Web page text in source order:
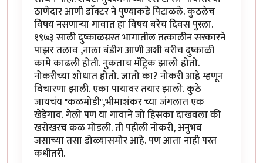
ठाणेदार आणी डाॅक्टर ने पुण्याकडे पिटाळले. कुठलेच
विषय नसणाऱ्या गावात हा विषय बरेच दिवस पुरला.
१९७३ साली दुष्काळग्रस्त भागातील तत्कालीन सरकारने
पाझर तलाव ,नाला बंडीग आणी अशी बरीच दुष्काळी
कामे काढली होती. नुकताच मॅट्रिक झालो होतो.
नोकरीच्या शोधात होतो. जातो का? नोकरी आहे म्हणून
विचारणा झाली. एका पायावर तयार झालो. कुठे
जायचंय "कळमोडी",भीमाशंकर च्या जंगलात एक
खेडेगाव. गेलो पण या गावाने जो हिसका दाखवला की
खरोखरच कळ मोडली. ती पहीली नोकरी, अनुभव
जसाच्या तसा डोळ्यासमोर आहे. पण आता नाही परत
कधीतरी.